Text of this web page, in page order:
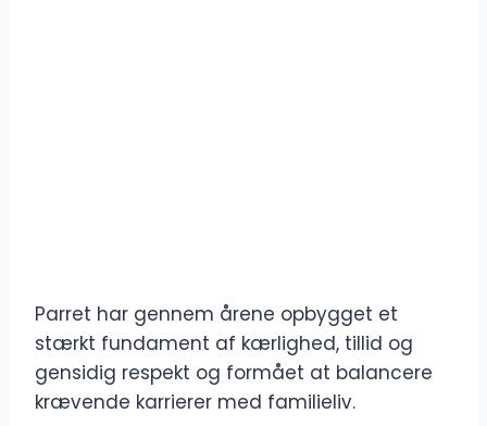
Parret har gennem årene opbygget et
stærkt fundament af kærlighed, tillid og
gensidig respekt og formået at balancere
krævende karrierer med familieliv.